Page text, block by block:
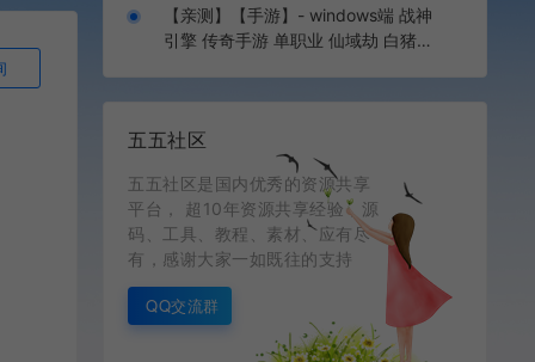
【亲测】【手游】- windows端 战神
引擎 传奇手游 单职业 仙域劫 白猪3.
五五社区
五五社区是国内优秀的资源共享
平台， 超10年资源共享经验，源
码、工具、教程、素材、应有尽
有，感谢大家一如既往的支持
QQ交流群